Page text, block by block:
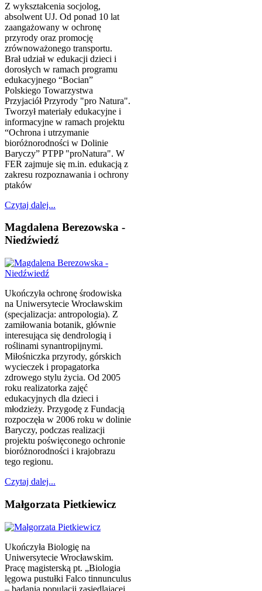
Z wykształcenia socjolog,
absolwent UJ. Od ponad 10 lat
zaangażowany w ochronę
przyrody oraz promocję
zrównoważonego transportu.
Brał udział w edukacji dzieci i
dorosłych w ramach programu
edukacyjnego “Bocian”
Polskiego Towarzystwa
Przyjaciół Przyrody "pro Natura".
Tworzył materiały edukacyjne i
informacyjne w ramach projektu
“Ochrona i utrzymanie
bioróżnorodności w Dolinie
Baryczy” PTPP "proNatura". W
FER zajmuje się m.in. edukacją z
zakresu rozpoznawania i ochrony
ptaków
Czytaj dalej...
Magdalena Berezowska -
Niedźwiedź
Ukończyła ochronę środowiska
na Uniwersytecie Wrocławskim
(specjalizacja: antropologia). Z
zamiłowania botanik, głównie
interesująca się dendrologią i
roślinami synantropijnymi.
Miłośniczka przyrody, górskich
wycieczek i propagatorka
zdrowego stylu życia. Od 2005
roku realizatorka zajęć
edukacyjnych dla dzieci i
młodzieży. Przygodę z Fundacją
rozpoczęła w 2006 roku w dolinie
Baryczy, podczas realizacji
projektu poświęconego ochronie
bioróżnorodności i krajobrazu
tego regionu.
Czytaj dalej...
Małgorzata Pietkiewicz
Ukończyła Biologię na
Uniwersytecie Wrocławskim.
Pracę magisterską pt. „Biologia
lęgowa pustułki Falco tinnunculus
– badania populacji zasiedlającej